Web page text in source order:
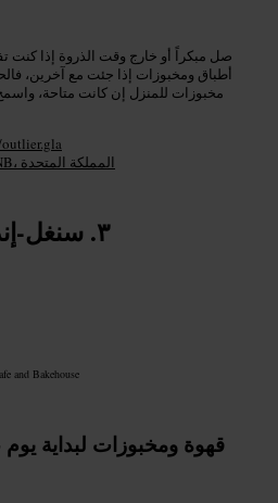
صل مبكراً أو خارج وقت الذروة إذا كنت
أطباق ومخبوزات إذا جئت مع آخرين،
مخبوزات للمنزل إن كانت متاحة،
38 لندن رود، غلاسغو G1 5NB، المملكة المتحدة
سنغل-
and Bakehouse
قهوة ومخبوزات لبداية